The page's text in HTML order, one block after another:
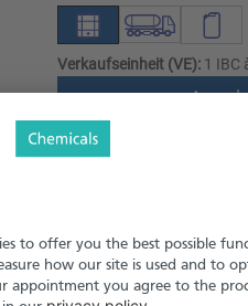
Verkaufseinheit (VE):1 IBC